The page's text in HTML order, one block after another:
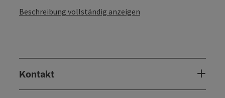
Beschreibung vollständig anzeigen
Kontakt